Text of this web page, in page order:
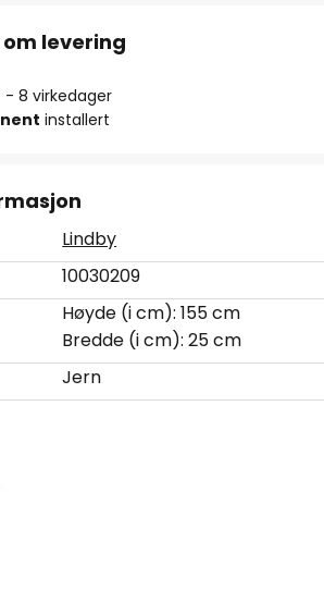
levering
- 8 virkedager
installert
Lindby
10030209
Høyde (i cm): 155 cm
Bredde (i cm): 25 cm
Jern